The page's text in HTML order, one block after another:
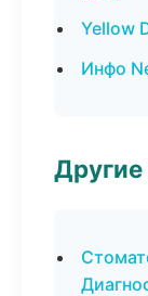
Yellow
Инфо